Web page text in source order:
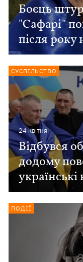
Боєць
"Сафарі"
після року
24 квiтня
Відбувся
додому
українські
СУСПІЛЬСТВО
ПОДІЇ